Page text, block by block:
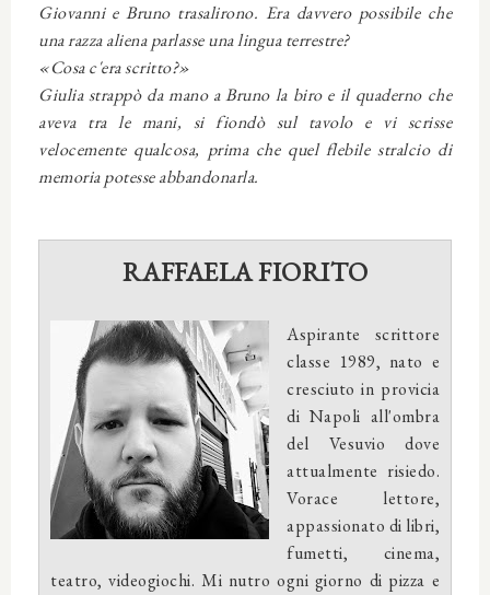
Giovanni e Bruno trasalirono. Era davvero possibile che
una razza aliena parlasse una lingua terrestre?
«Cosa c'era scritto?»
Giulia strappò da mano a Bruno la biro e il quaderno che
aveva tra le mani, si fiondò sul tavolo e vi scrisse
velocemente qualcosa, prima che quel flebile stralcio di
memoria potesse abbandonarla.
RAFFAELA FIORITO
Aspirante scrittore
classe 1989, nato e
cresciuto in provicia
di Napoli all'ombra
del Vesuvio dove
attualmente risiedo.
Vorace lettore,
appassionato di libri,
fumetti, cinema,
teatro, videogiochi. Mi nutro ogni giorno di pizza e